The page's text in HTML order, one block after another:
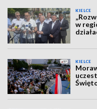
KIELCE
w
KIELCE